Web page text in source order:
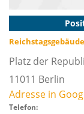
Platz der
11011 Berlin
Adresse in
Telefon: